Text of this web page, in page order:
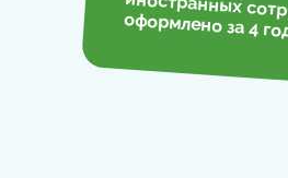
оформлено за 4